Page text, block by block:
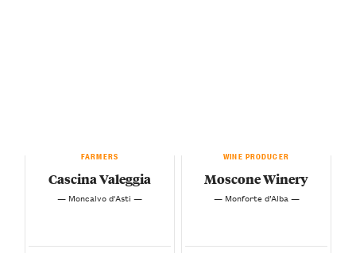
FARMERS
Cascina Valeggia
— Moncalvo d'Asti —
WINE PRODUCER
Moscone Winery
— Monforte d’Alba —